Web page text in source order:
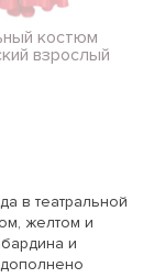
в театральной
желтом и
и
дополнено
костюм
взрослый